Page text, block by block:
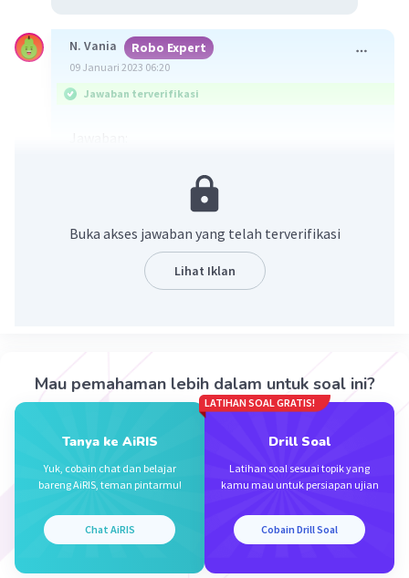
N. Vania Robo Expert
09 Januari 2023 06:20
Jawaban terverifikasi
Jika pada satu tahun berjalan terjadi pembelian
peralatan secara tunai, maka akan berpengaruh
pada persamaan dasar akuntansi yaitu
Kas berkurang (-) sebesar XX
tetap
Sehingga jawaban yang tepat adalah tetap
Beri Rating·0.0(0 Balas
Buka akses jawaban yang telah terverifikasi
Lihat Iklan
Mau pemahaman lebih dalam untuk soal ini?
Tanya ke AiRIS
Yuk, cobain chat dan belajar
bareng AiRIS, teman pintarmu!
Chat AiRIS
LATIHAN SOAL GRATIS!
Drill Soal
Latihan soal sesuai topik yang
kamu mau untuk persiapan ujian
Cobain Drill Soal